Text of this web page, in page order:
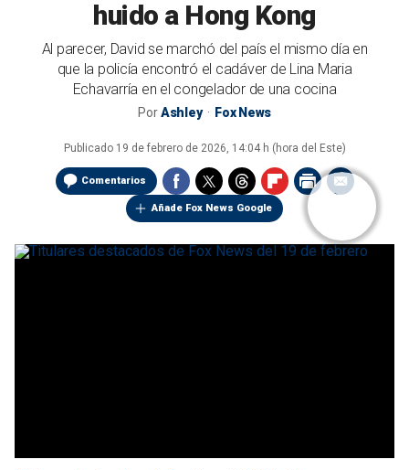
huido a Hong Kong
Al parecer, David se marchó del país el mismo día en
que la policía encontró el cadáver de Lina Maria
Echavarría en el congelador de una cocina
PorAshley Fox News
Publicado 19 de febrero de 2026, 14:04 h (hora del Este)
Comentarios
Añade Fox News Google